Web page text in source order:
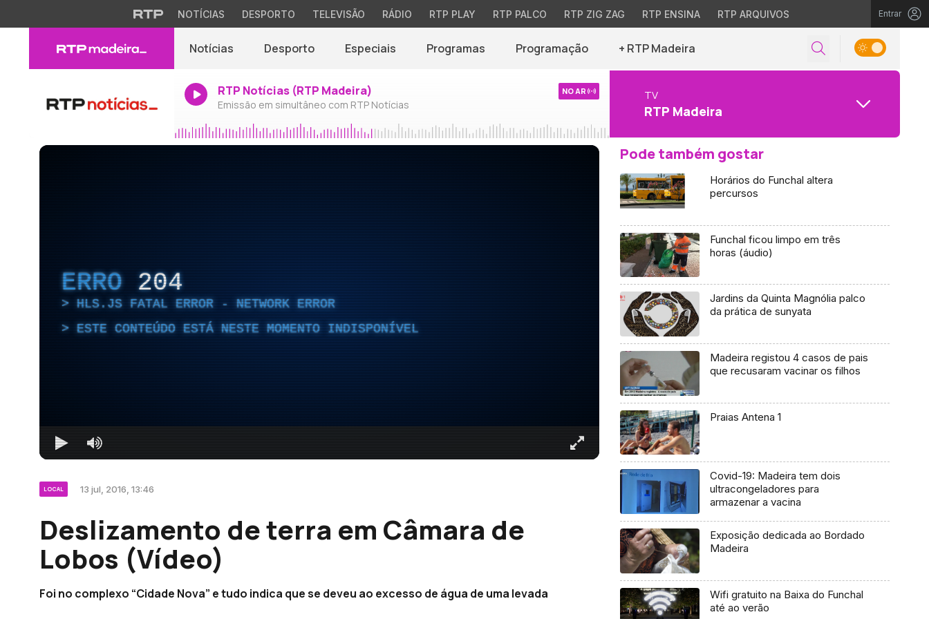
NOTÍCIAS DESPORTO TELEVISÃO RÁDIO RTP PLAY RTP PALCO RTP ZIG ZAG RTP ENSINA RTP ARQUIVOS Entrar
Notícias Desporto Especiais Programas Programação + RTP Madeira
RTP Notícias (RTP Madeira)
Emissão em simultâneo com RTP Notícias
NO AR TV
RTP Madeira
ERRO 204
HLS.JS FATAL ERROR - NETWORK ERROR
ESTE CONTEÚDO ESTÁ NESTE MOMENTO INDISPONÍVEL
LOCAL 13 jul, 2016, 13:46
Deslizamento de terra em Câmara de
Lobos (Vídeo)
Foi no complexo “Cidade Nova” e tudo indica que se deveu ao excesso de água de uma levada
Pode também gostar
Horários do Funchal altera
percursos
Funchal ficou limpo em três
horas (áudio)
Jardins da Quinta Magnólia palco
da prática de sunyata
Madeira registou 4 casos de pais
que recusaram vacinar os filhos
Praias Antena 1
Covid-19: Madeira tem dois
ultracongeladores para
armazenar a vacina
Exposição dedicada ao Bordado
Madeira
Wifi gratuito na Baixa do Funchal
até ao verão